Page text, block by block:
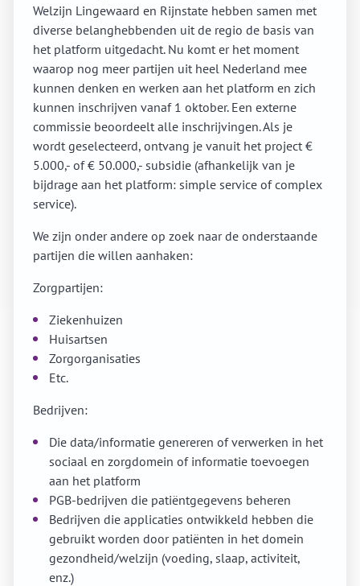
Welzijn Lingewaard en Rijnstate hebben samen met
diverse belanghebbenden uit de regio de basis van
het platform uitgedacht. Nu komt er het moment
waarop nog meer partijen uit heel Nederland mee
kunnen denken en werken aan het platform en zich
kunnen inschrijven vanaf 1 oktober. Een externe
commissie beoordeelt alle inschrijvingen. Als je
wordt geselecteerd, ontvang je vanuit het project €
5.000,- of € 50.000,- subsidie (afhankelijk van je
bijdrage aan het platform: simple service of complex
service).
We zijn onder andere op zoek naar de onderstaande
partijen die willen aanhaken:
Zorgpartijen:
Ziekenhuizen
Huisartsen
Zorgorganisaties
Etc.
Bedrijven:
Die data/informatie genereren of verwerken in het
sociaal en zorgdomein of informatie toevoegen
aan het platform
PGB-bedrijven die patiëntgegevens beheren
Bedrijven die applicaties ontwikkeld hebben die
gebruikt worden door patiënten in het domein
gezondheid/welzijn (voeding, slaap, activiteit,
enz.)